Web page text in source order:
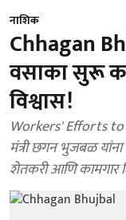
नाशिक
Chhagan
वसाका सुरू
विश्वास!
Workers' Efforts
मंत्री छगन भुजबळ
शेतकरी आणि कामगार